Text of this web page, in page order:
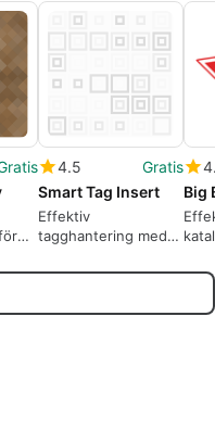
4.5
Gratis
Smart Tag Insert
Effektiv
tagghantering med
Big